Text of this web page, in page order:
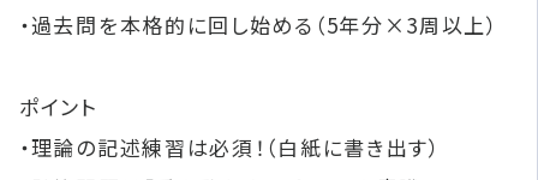
・過去問を本格的に回し始める（5年分×3周以上）
ポイント
・理論の記述練習は必須！（白紙に書き出す）